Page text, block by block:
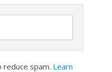
spam. Learn